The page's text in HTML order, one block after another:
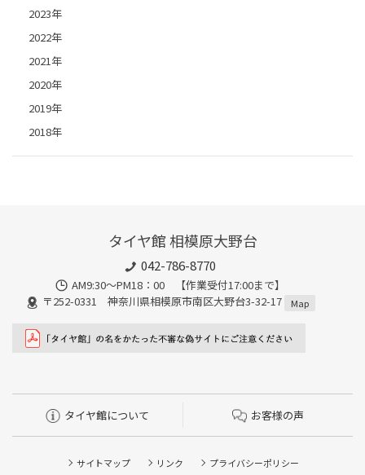
2023年
2022年
2021年
2020年
2019年
2018年
タイヤ館 相模原大野台
042-786-8770
AM9:30～PM18：00 【作業受付17:00まで】
〒252-0331 神奈川県相模原市南区大野台3-32-17
Map
タイヤ館について お客様の声
サイトマップ リンク プライバシーポリシー